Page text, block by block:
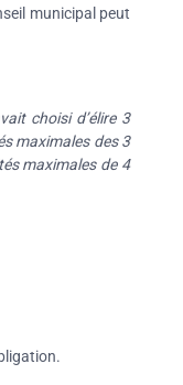
municipal peut
choisi d’élire 3
maximales des 3
maximales de 4